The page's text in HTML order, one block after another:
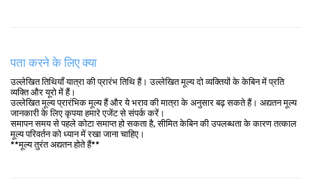
पता करने के लिए क्या
उल्लेखित तिथियाँ यात्रा की प्रारंभ तिथि हैं। उल्लेखित मूल्य दो व्यक्तियों के केबिन में प्रति
व्यक्ति और यूरो में हैं।
उल्लेखित मूल्य प्रारंभिक मूल्य हैं और ये भराव की मात्रा के अनुसार बढ़ सकते हैं। अद्यतन मूल्य
जानकारी के लिए कृपया हमारे एजेंट से संपर्क करें।
समापन समय से पहले कोटा समाप्त हो सकता है, सीमित केबिन की उपलब्धता के कारण तत्काल
मूल्य परिवर्तन को ध्यान में रखा जाना चाहिए।
**मूल्य तुरंत अद्यतन होते हैं**